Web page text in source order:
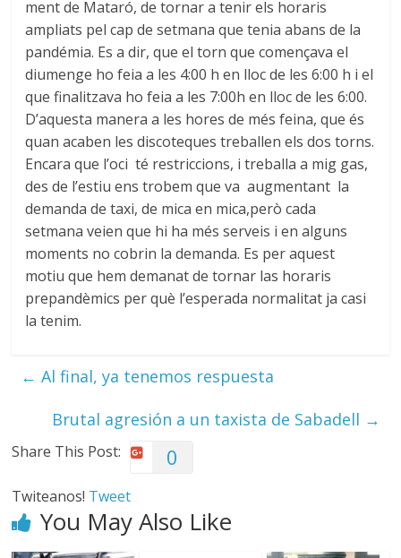
ment de Mataró, de tornar a tenir els horaris
ampliats pel cap de setmana que tenia abans de la
pandémia. Es a dir, que el torn que començava el
diumenge ho feia a les 4:00 h en lloc de les 6:00 h i el
que finalitzava ho feia a les 7:00h en lloc de les 6:00.
D’aquesta manera a les hores de més feina, que és
quan acaben les discoteques treballen els dos torns.
Encara que l’oci té restriccions, i treballa a mig gas,
des de l’estiu ens trobem que va augmentant la
demanda de taxi, de mica en mica,però cada
setmana veien que hi ha més serveis i en alguns
moments no cobrin la demanda. Es per aquest
motiu que hem demanat de tornar las horaris
prepandèmics per què l’esperada normalitat ja casi
la tenim.
← Al final, ya tenemos respuesta
Brutal agresión a un taxista de Sabadell →
Share This Post: 0
Twiteanos! Tweet
You May Also Like